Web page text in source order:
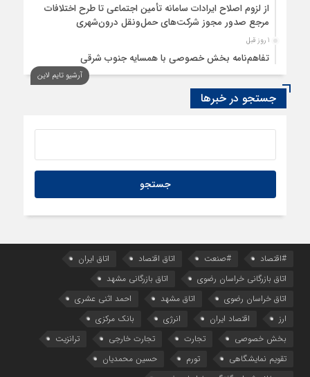
از لزوم اصلاح ایرادات سامانه تأمین اجتماعی تا طرح اختلافات
مرجع صدور مجوز شرکت‌های حمل‌ونقل درون‌شهری
1 روز قبل
تفاهم‌نامه بخش خصوصی با همسایه جنوب شرقی
1 روز قبل
سود اقتصاد‌ها از هوش مصنوعی
آرشیو تایم لاین
جستجو در خبرها
#اقتصاد #صنعت اتاق اقتصاد
اتاق ایران
اتاق بازرگانی خراسان رضوی
اتاق بازرگانی مشهد
اتاق خراسان رضوی
اتاق مشهد
احمد اثنی عشری
ارز
اقتصاد ایران انرژی
بانک مرکزی
بخش خصوصی
تجارت تجارت خارجی
ترانزیت
تقویم نمایشگاهی
تورم
حسین محمدیان